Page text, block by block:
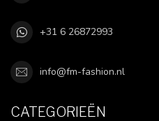
+31 6 26872993
info@fm-fashion.nl
CATEGORIEËN